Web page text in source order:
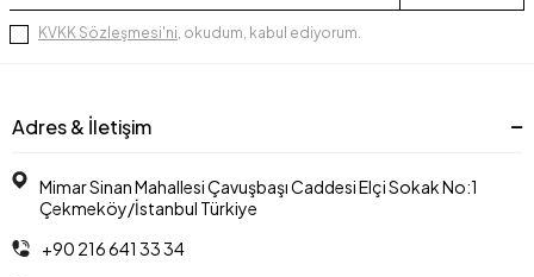
KVKK Sözleşmesi'ni, okudum, kabul ediyorum.
Adres & İletişim
Mimar Sinan Mahallesi Çavuşbaşı Caddesi Elçi Sokak No:1
Çekmeköy/İstanbul Türkiye
+90 216 641 33 34